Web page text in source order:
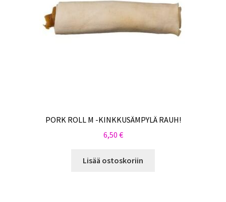
PORK ROLL M -KINKKUSÄMPYLÄ RAUH!
6,50 €
Lisää ostoskoriin